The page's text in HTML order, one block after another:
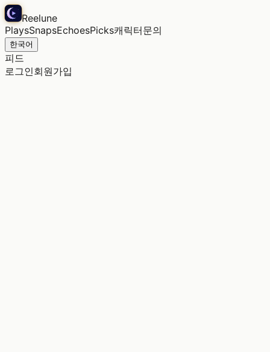
Reelune
PlaysSnapsEchoesPicks캐릭터문의
한국어
피드
로그인회원가입